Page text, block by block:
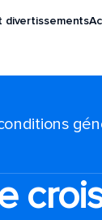
divertissements